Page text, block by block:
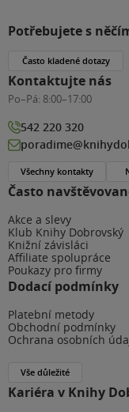
Často
Akce a slevy
Klub Knihy Dobrovský
Knižní závisláci
Affiliate spolupráce
Poukazy pro firmy
Dodací podmínky
Platební metody
Obchodní podmínky
Ochrana osobních
Vše důležité
Kariéra v Knihy
Potřebujete s
Často kladené dotazy
Kontaktujte nás
Po–Pá: 8:00–17:00
542 220 320
Všechny kontakty